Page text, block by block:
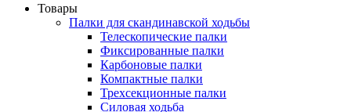
Товары
Палки для скандинавской ходьбы
Телескопические палки
Фиксированные палки
Карбоновые палки
Компактные палки
Трехсекционные палки
Силовая ходьба